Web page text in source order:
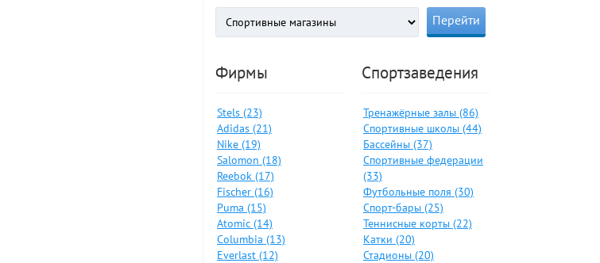
Фирмы
Stels (23)
Adidas (21)
Nike (19)
Salomon (18)
Reebok (17)
Fischer (16)
Puma (15)
Atomic (14)
Columbia (13)
Everlast (12)
Спортзаведения
Тренажёрные залы (86)
Спортивные школы (44)
Бассейны (37)
Спортивные федерации
(33)
Футбольные поля (30)
Спорт-бары (25)
Теннисные корты (22)
Катки (20)
Стадионы (20)